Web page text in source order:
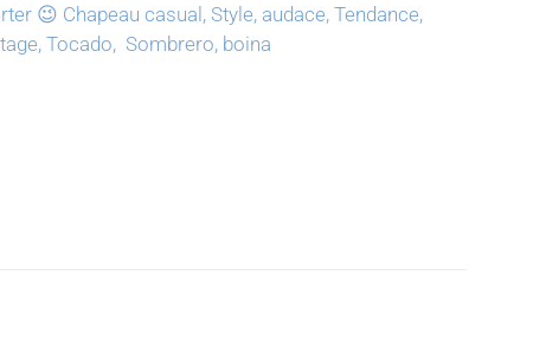
😉 Chapeau casual, Style, audace, Tendance,
Tocado, Sombrero, boina